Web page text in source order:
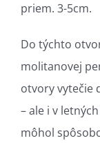
priem. 3-5cm.
Do týchto
molitanovej
otvory vytečie
– ale i v
môhol